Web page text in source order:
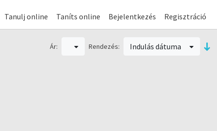
Tanulj online Taníts online Bejelentkezés Regisztráció
Ár: Rendezés: Indulás dátuma